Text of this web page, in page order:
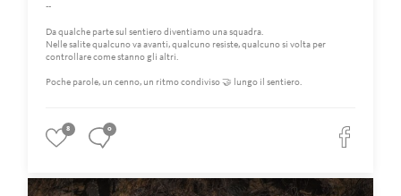
--
Da qualche parte sul sentiero diventiamo una squadra.
Nelle salite qualcuno va avanti, qualcuno resiste, qualcuno si volta per
controllare come stanno gli altri.
Poche parole, un cenno, un ritmo condiviso 🤝 lungo il sentiero.
8 0